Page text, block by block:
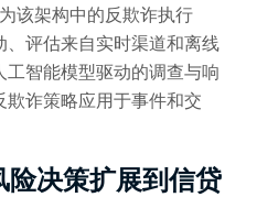
该架构中的反欺诈执行
评估来自实时渠道和离线
智能模型驱动的调查与响
诈策略应用于事件和交
决策扩展到信贷